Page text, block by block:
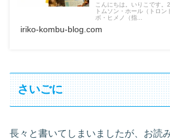
こんにちは。いりこです
トムソン・ホール（トロ
ボ・ヒメノ（指...
iriko-kombu-blog.com
さいごに
長々と書いてしまいましたが、お読